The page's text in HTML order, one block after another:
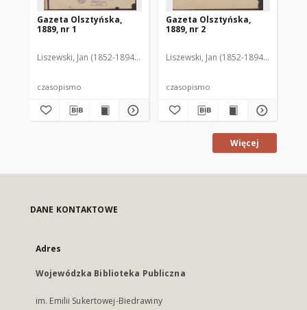
Gazeta Olsztyńska,
1889, nr 1
Liszewski, Jan (1852-1894). Red.
czasopismo
Gazeta Olsztyńska,
1889, nr 2
Liszewski, Jan (1852-1894). Red.
czasopismo
Więcej
DANE KONTAKTOWE
Adres
Wojewódzka Biblioteka Publiczna
im. Emilii Sukertowej-Biedrawiny